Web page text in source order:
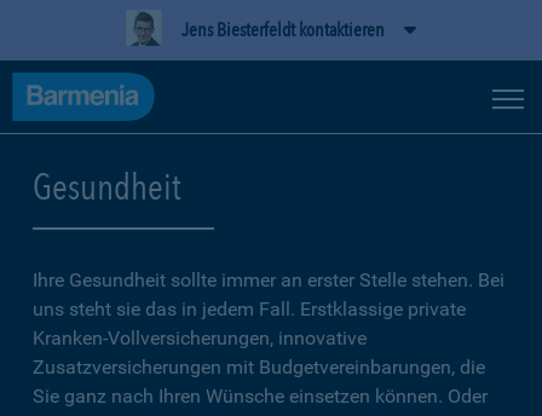
Jens Biesterfeldt kontaktieren
Gesundheit
Ihre Gesundheit sollte immer an erster Stelle stehen. Bei
uns steht sie das in jedem Fall. Erstklassige private
Kranken-Vollversicherungen, innovative
Zusatzversicherungen mit Budgetvereinbarungen, die
Sie ganz nach Ihren Wünsche einsetzen können. Oder